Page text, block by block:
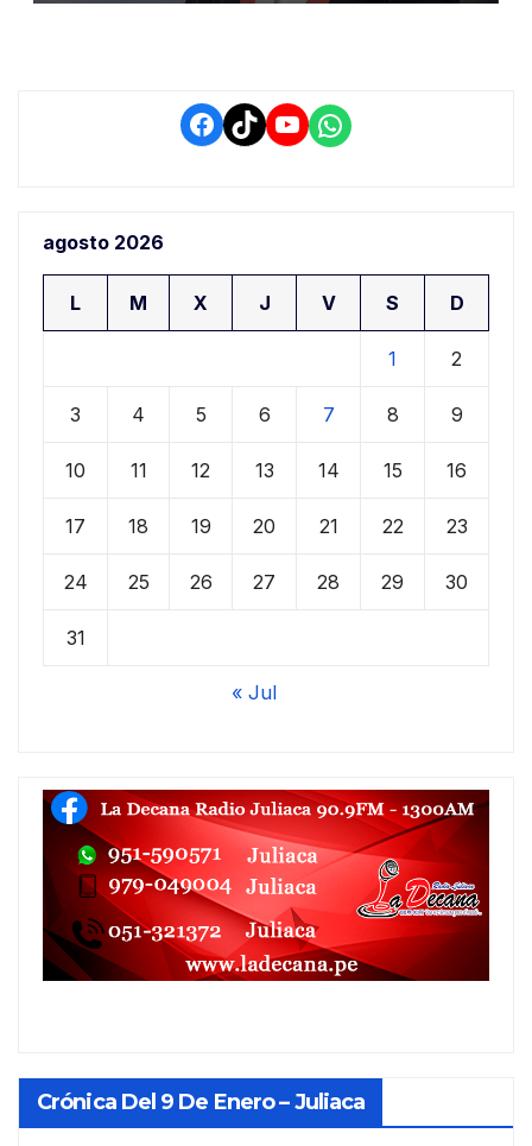
Facebook
TikTokYouTube
WhatsApp
agosto 2026
L M X J V S D
1 2
3 4 5 6 7 8 9
10 11 12 13 14 15 16
17 18 19 20 21 22 23
24 25 26 27 28 29 30
31
« Jul
Crónica Del 9 De Enero – Juliaca